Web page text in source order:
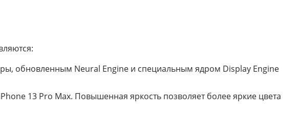
обновленным Neural Engine и специальным ядром Display Engine
13 Pro Max. Повышенная яркость позволяет более яркие цвета